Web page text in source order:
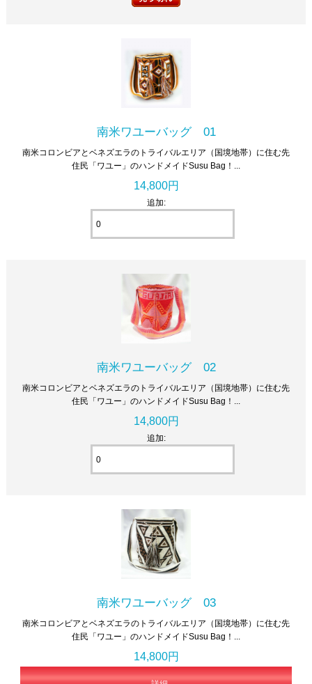
南米ワユーバッグ 01
南米コロンビアとベネズエラのトライバルエリア（国境地帯）に住む先
住民「ワユー」のハンドメイドSusu Bag！...
14,800円
追加:
南米ワユーバッグ 02
南米コロンビアとベネズエラのトライバルエリア（国境地帯）に住む先
住民「ワユー」のハンドメイドSusu Bag！...
14,800円
追加:
南米ワユーバッグ 03
南米コロンビアとベネズエラのトライバルエリア（国境地帯）に住む先
住民「ワユー」のハンドメイドSusu Bag！...
14,800円